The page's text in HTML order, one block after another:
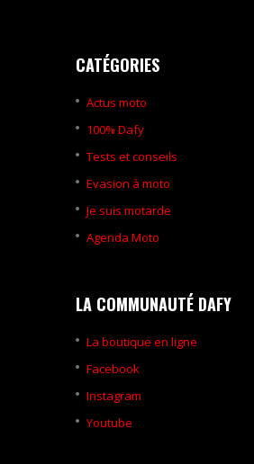
CATÉGORIES
Actus moto
100% Dafy
Tests et conseils
Evasion à moto
Je suis motarde
Agenda Moto
LA COMMUNAUTÉ DAFY
La boutique en ligne
Facebook
Instagram
Youtube